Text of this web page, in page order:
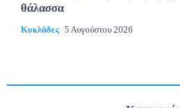
θάλασσα
Κυκλάδες 5 Αυγούστου 2026